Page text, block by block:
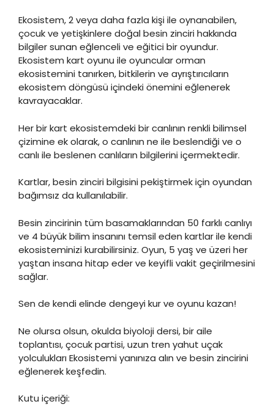
Ekosistem, 2 veya daha fazla kişi ile oynanabilen,
çocuk ve yetişkinlere doğal besin zinciri hakkında
bilgiler sunan eğlenceli ve eğitici bir oyundur.
Ekosistem kart oyunu ile oyuncular orman
ekosistemini tanırken, bitkilerin ve ayrıştırıcıların
ekosistem döngüsü içindeki önemini eğlenerek
kavrayacaklar.
Her bir kart ekosistemdeki bir canlının renkli bilimsel
çizimine ek olarak, o canlının ne ile beslendiği ve o
canlı ile beslenen canlıların bilgilerini içermektedir.
Kartlar, besin zinciri bilgisini pekiştirmek için oyundan
bağımsız da kullanılabilir.
Besin zincirinin tüm basamaklarından 50 farklı canlıyı
ve 4 büyük bilim insanını temsil eden kartlar ile kendi
ekosisteminizi kurabilirsiniz. Oyun, 5 yaş ve üzeri her
yaştan insana hitap eder ve keyifli vakit geçirilmesini
sağlar.
Sen de kendi elinde dengeyi kur ve oyunu kazan!
Ne olursa olsun, okulda biyoloji dersi, bir aile
toplantısı, çocuk partisi, uzun tren yahut uçak
yolculukları Ekosistemi yanınıza alın ve besin zincirini
eğlenerek keşfedin.
Kutu içeriği: